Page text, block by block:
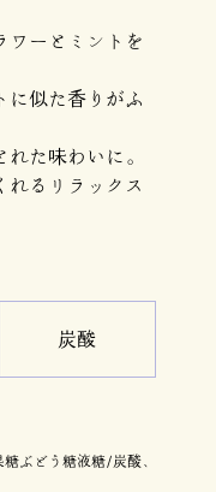
ワーとミントを
に似た香りがふ
た味わいに。
れるリラックス
炭酸
ぶどう糖液糖/炭酸、